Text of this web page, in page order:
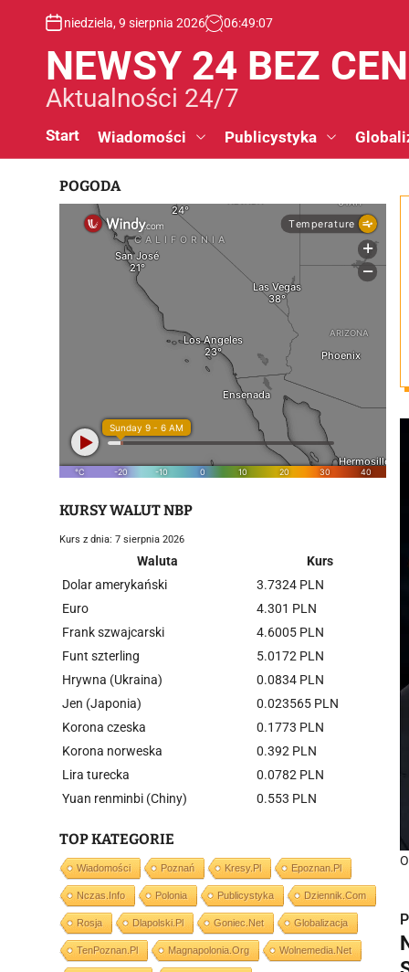
niedziela, 9 sierpnia 2026 06:49:08
NEWSY 24 BEZ
Aktualności 24/7
Start Wiadomości Publicystyka
POGODA
KURSY WALUT NBP
Kurs z dnia: 7 sierpnia 2026
Waluta
Kurs
Dolar amerykański
3.7324 PLN
Euro
4.301 PLN
Frank szwajcarski
4.6005 PLN
Funt szterling
5.0172 PLN
Hrywna (Ukraina)
0.0834 PLN
Jen (Japonia)
0.023565 PLN
Korona czeska
0.1773 PLN
Korona norweska
0.392 PLN
Lira turecka
0.0782 PLN
Yuan renminbi (Chiny)
0.553 PLN
TOP KATEGORIE
Wiadomości Poznań Kresy.pl Epoznan.pl
Nczas.info Polonia Publicystyka Dziennik.com
Rosja Dlapolski.pl Goniec.net Globalizacja
TenPoznan.pl Magnapolonia.org Wolnemedia.net